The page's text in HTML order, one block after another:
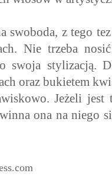
swoboda, z tego
Nie trzeba
swoja stylizacją.
oraz bukietem
Jeżeli
ona na niego